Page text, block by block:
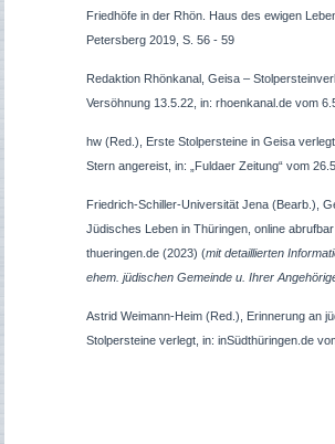
Friedhöfe in der Rhön. Haus des ewigen
Petersberg 2019, S. 56 - 59
Redaktion Rhönkanal, Geisa –
Versöhnung 13.5.22, in: rhoenkanal.de vom
hw (Red.), Erste Stolpersteine in Geisa
Stern angereist, in: „Fuldaer Zeitung“ vom
Friedrich-Schiller-Universität Jena (Bearb.),
Jüdisches Leben in Thüringen, online
thueringen.de (2023) (mit detaillierten
ehem. jüdischen Gemeinde u. Ihrer
Astrid Weimann-Heim (Red.), Erinnerung an
Stolpersteine verlegt, in: inSüdthüringen.de